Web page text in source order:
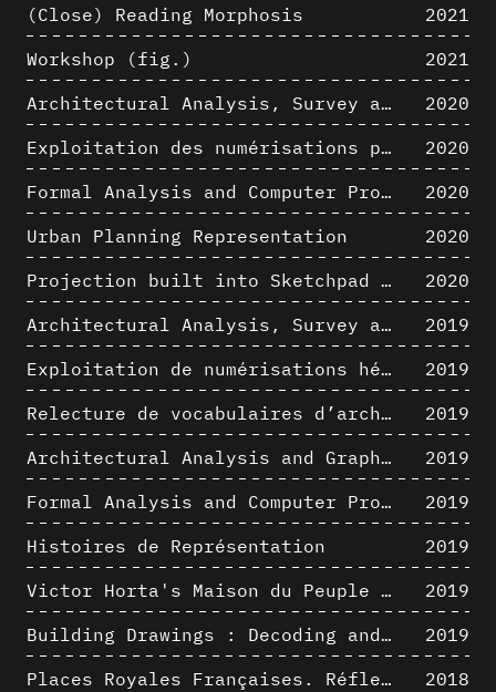
(Close) Reading Morphosis
2021
Workshop (fig.)
2021
Architectural Analysis, Survey and Documentation of Built Heritage
2020
Exploitation des numérisations pour l'analyse urbaine en contexte archéologique
2020
Formal Analysis and Computer Process - The Algorists
2020
Urban Planning Representation
2020
Projection built into Sketchpad III: origin of a critical field in computer graphics
2020
Architectural Analysis, Survey and Documentation of Built Heritage
2019
Exploitation de numérisations hétérogènes pour la représentation et l'analyse d'un site archéologique de grande échelle : Pachacamac 1532
2019
Relecture de vocabulaires d’architecture : apport de la complexité des représentations numériques dans la caractérisation de formes architecturales
2019
Architectural Analysis and Graphic Representation - Morphosis in the 1980s
2019
Formal Analysis and Computer Process - Medley II/II
2019
Histoires de Représentation
2019
Victor Horta's Maison du Peuple 3D restitution hypothesis
2019
Building Drawings : Decoding and Recoding the Graphic Projection Algorithm in Architectural Representation
2019
Places Royales Françaises. Réflexion d’une logique d’édification à travers une corrélation entre une analyse sémantique et un signal géométrique
2018